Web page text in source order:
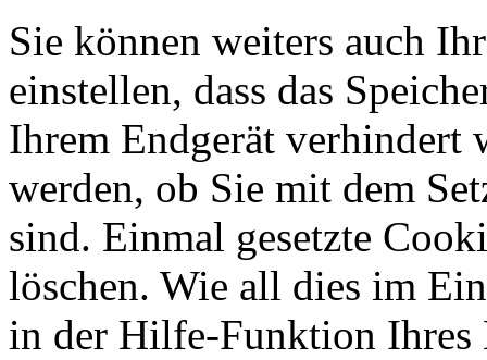
Sie können weiters auch
einstellen, dass das
Ihrem Endgerät verhindert
werden, ob Sie mit dem
sind. Einmal gesetzte
löschen. Wie all dies im
in der Hilfe-Funktion